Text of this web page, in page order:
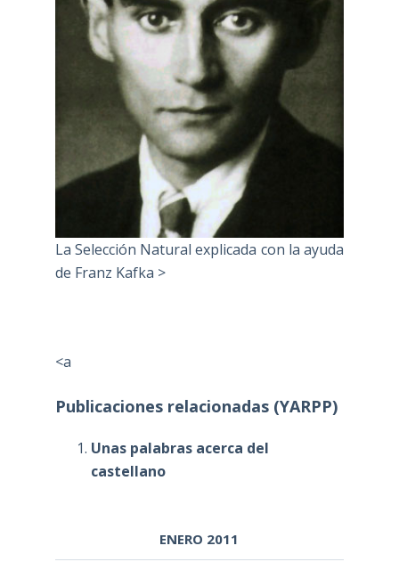
La Selección Natural explicada con la ayuda
de Franz Kafka >
<a
Publicaciones relacionadas (YARPP)
Unas palabras acerca del
castellano
ENERO 2011